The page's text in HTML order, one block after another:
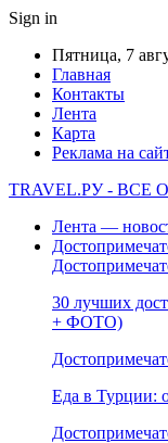
Sign in
Пятница, 7
Главная
Контакты
Лента
Карта
Реклама на
TRAVEL.РУ -
Лента —
30 лучших
+ ФОТО)
Еда в Турции: